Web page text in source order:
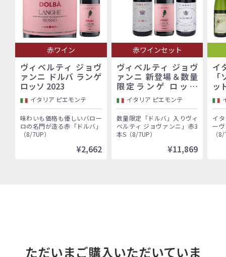
赤ワイン
ヴィベルティ ジョヴ
ァンニ ドルバ ランゲ
ロッソ 2023
イタリア ピエモンテ
味わいも価格も優しいバロー
ロの名門が造る赤「ドルバ」
（8/7UP）
¥2,662
赤ワインセット
ヴィベルティ ジョヴ
ァンニ 新登場＆数量
限定ランゲ ロッソ
「ドルバ」入り！バロ
ーロ村で100年以上続
く歴史的生産者「ヴィ
ベルティ ジョヴァン
ニ」赤3本セット
イタリア ピエモンテ
数量限定「ドルバ」入りヴィ
ベルティ ジョヴァンニ」赤3
本S（8/7UP）
¥11,869
イ
ッ
イ
ー
（
ただいまご購入いただいていま